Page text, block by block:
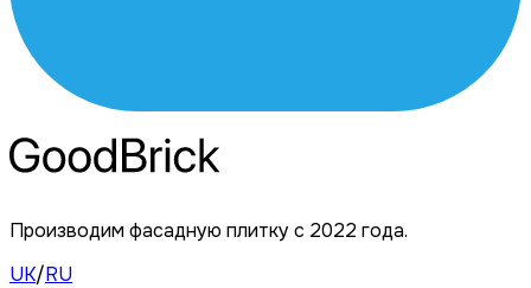
Производим фасадную плитку с 2022 года.
UK/RU